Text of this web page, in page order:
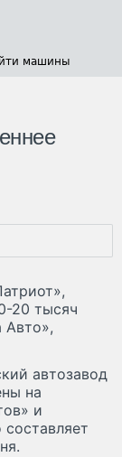
машины
20 тысяч
Авто»,
автозавод
на
и